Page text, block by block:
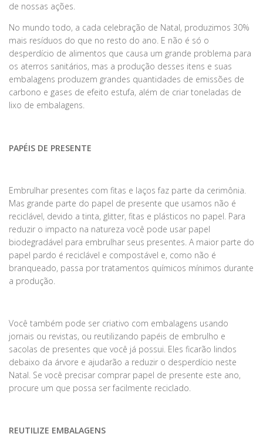
de nossas ações.
No mundo todo, a cada celebração de Natal, produzimos 30%
mais resíduos do que no resto do ano. E não é só o
desperdício de alimentos que causa um grande problema para
os aterros sanitários, mas a produção desses itens e suas
embalagens produzem grandes quantidades de emissões de
carbono e gases de efeito estufa, além de criar toneladas de
lixo de embalagens.
PAPÉIS DE PRESENTE
Embrulhar presentes com fitas e laços faz parte da cerimônia.
Mas grande parte do papel de presente que usamos não é
reciclável, devido a tinta, glitter, fitas e plásticos no papel. Para
reduzir o impacto na natureza você pode usar papel
biodegradável para embrulhar seus presentes. A maior parte do
papel pardo é reciclável e compostável e, como não é
branqueado, passa por tratamentos químicos mínimos durante
a produção.
Você também pode ser criativo com embalagens usando
jornais ou revistas, ou reutilizando papéis de embrulho e
sacolas de presentes que você já possui. Eles ficarão lindos
debaixo da árvore e ajudarão a reduzir o desperdício neste
Natal. Se você precisar comprar papel de presente este ano,
procure um que possa ser facilmente reciclado.
REUTILIZE EMBALAGENS